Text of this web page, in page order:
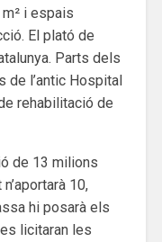
i espais
El plató de
Parts dels
de l’antic Hospital
rehabilitació de
de 13 milions
10,
hi posarà els
licitaran les